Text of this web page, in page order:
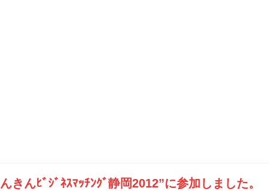
きんﾋﾞｼﾞﾈｽﾏｯﾁﾝｸﾞ静岡2012”に参加しました。